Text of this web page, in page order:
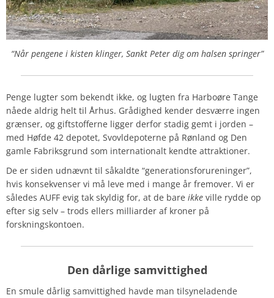
“Når pengene i kisten klinger, Sankt Peter dig om halsen springer”
Penge lugter som bekendt ikke, og lugten fra Harboøre Tange
nåede aldrig helt til Århus. Grådighed kender desværre ingen
grænser, og giftstofferne ligger derfor stadig gemt i jorden –
med Høfde 42 depotet, Svovldepoterne på Rønland og Den
gamle Fabriksgrund som internationalt kendte attraktioner.
De er siden udnævnt til såkaldte “generationsforureninger”,
hvis konsekvenser vi må leve med i mange år fremover. Vi er
således AUFF evig tak skyldig for, at de bare ikke ville rydde op
efter sig selv – trods ellers milliarder af kroner på
forskningskontoen.
Den dårlige samvittighed
En smule dårlig samvittighed havde man tilsyneladende